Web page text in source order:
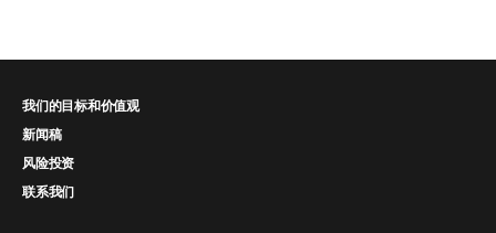
我们的目标和价值观
新闻稿
风险投资
联系我们